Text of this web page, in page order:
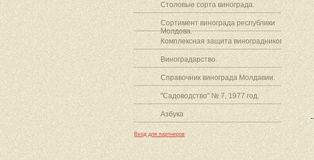
Столовые сорта винограда.
Сортимент винограда республики
Молдова.
Комплексная защита виноградников.
Виноградарство.
Справочник винограда Молдавии.
"Садоводство" № 7, 1977 год.
Азбука
Вход для партнеров